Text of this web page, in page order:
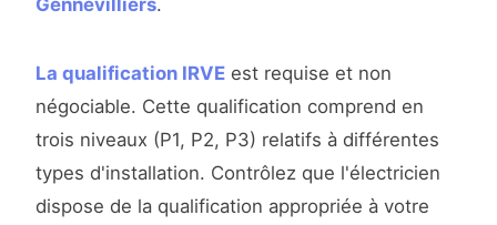
Gennevilliers.
La qualification IRVE est requise et non
négociable. Cette qualification comprend en
trois niveaux (P1, P2, P3) relatifs à différentes
types d'installation. Contrôlez que l'électricien
dispose de la qualification appropriée à votre